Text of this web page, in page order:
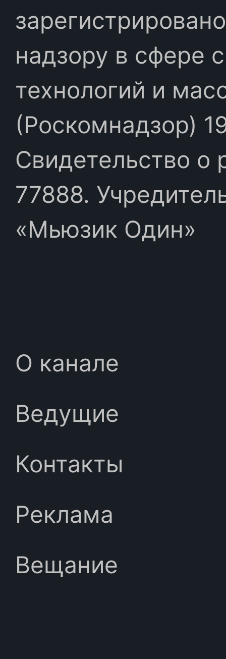
надзору в сфере
технологий и
(Роскомнадзор)
Свидетельство
77888.
«Мьюзик Один»
О канале
Ведущие
Контакты
Реклама
Вещание